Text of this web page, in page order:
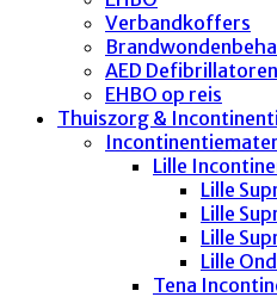
Verbandkoffers
AED Defibrillatoren
EHBO op reis
Thuiszorg &
Lille
Lille
Lille
Lille
Lille
Tena